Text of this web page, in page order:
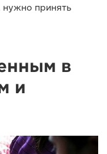
принять
в
и